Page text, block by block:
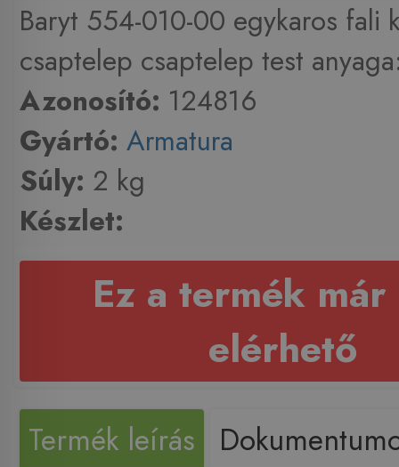
Baryt 554-010-00 egykaros fali
csaptelep csaptelep test
Azonosító: 124816
Gyártó: Armatura
Súly: 2 kg
Készlet:
Ez a termék már
elérhető
Termék leírás